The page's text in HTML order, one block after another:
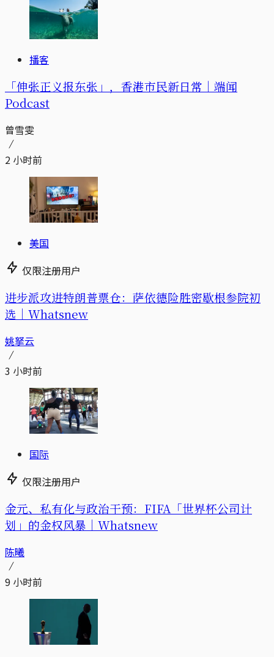
播客
「伸张正义报东张」，香港市民新日常｜端闻
Podcast
曾雪雯
2 小时前
美国
仅限注册用户
进步派攻进特朗普票仓：萨依德险胜密歇根参院初
选｜Whatsnew
姚拏云
3 小时前
国际
仅限注册用户
金元、私有化与政治干预：FIFA「世界杯公司计
划」的金权风暴｜Whatsnew
陈曦
9 小时前